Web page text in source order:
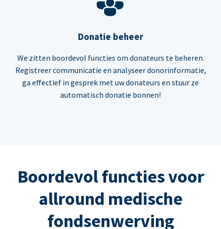
Donatie beheer
We zitten boordevol functies om donateurs te beheren.
Registreer communicatie en analyseer donorinformatie,
ga effectief in gesprek met uw donateurs en stuur ze
automatisch donatie bonnen!
Boordevol functies voor
allround medische
fondsenwerving